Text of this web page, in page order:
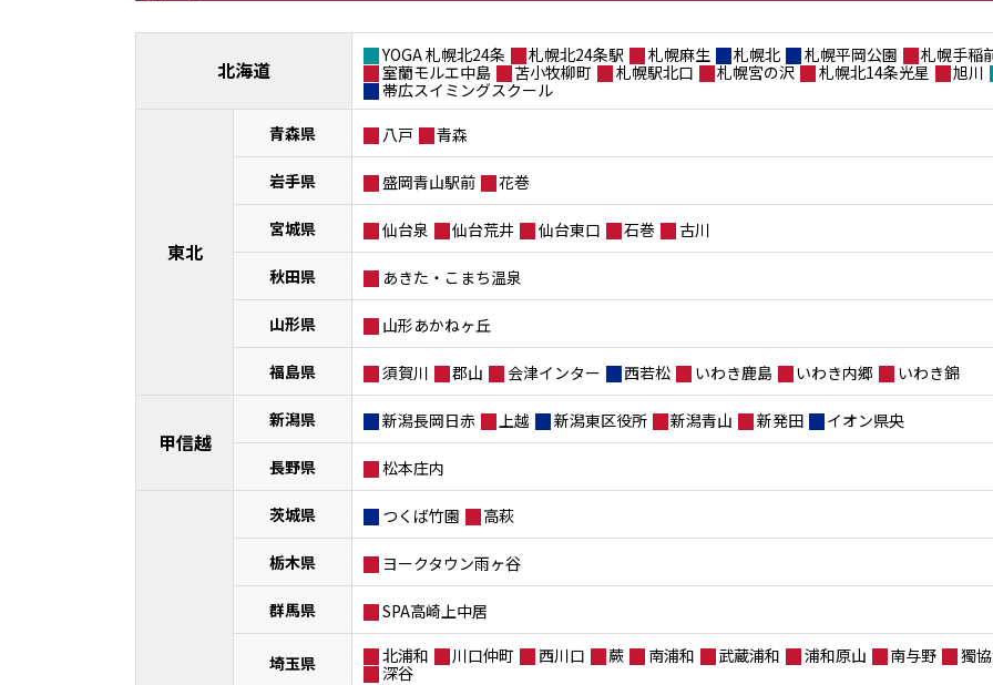
北海道
YOGA 札幌北24条 札幌北24条駅 札幌麻生 札幌北 札幌平岡公園 札幌手稲
室蘭モルエ中島
苫小牧柳町 札幌駅北口 札幌宮の沢 札幌北14条光星 旭川
帯広スイミングスクール
東北
青森県 八戸 青森
岩手県 盛岡青山駅前 花巻
宮城県 仙台泉 仙台荒井 仙台東口 石巻 古川
秋田県 あきた・こまち温泉
山形県 山形あかねヶ丘
福島県 須賀川 郡山 会津インター 西若松 いわき鹿島 いわき内郷 いわき錦
甲信越
新潟県 新潟長岡日赤 上越 新潟東区役所 新潟青山 新発田 イオン県央
長野県 松本庄内
茨城県 つくば竹園 高萩
栃木県 ヨークタウン雨ヶ谷
群馬県 SPA高崎上中居
埼玉県 北浦和 川口仲町 西川口 蕨 南浦和 武蔵浦和 浦和原山 南与野 獨
深谷